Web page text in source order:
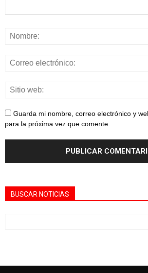
Guarda mi nombre, correo electrónico y
para la próxima vez que comente.
BUSCAR NOTICIAS